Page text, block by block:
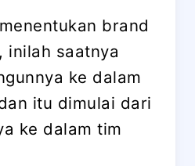
brand
inilah saatnya
ke dalam
itu dimulai dari
ke dalam tim